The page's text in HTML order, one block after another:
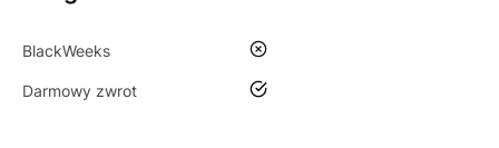
BlackWeeks nie
Darmowy zwrot tak